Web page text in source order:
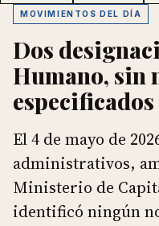
MOVIMIENTOS DEL DÍA
Dos
Humano, sin
especificados
El 4 de mayo de
administrativos,
Ministerio de
identificó ningún